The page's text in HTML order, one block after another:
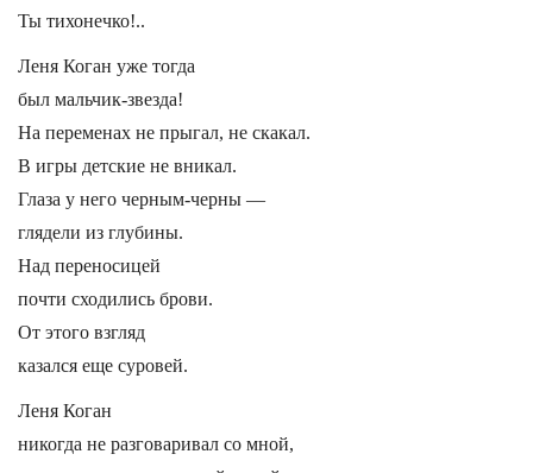
Ты тихонечко!..
Леня Коган уже тогда
был мальчик-звезда!
На переменах не прыгал, не скакал.
В игры детские не вникал.
Глаза у него черным-черны —
глядели из глубины.
Над переносицей
почти сходились брови.
От этого взгляд
казался еще суровей.
Леня Коган
никогда не разговаривал со мной,